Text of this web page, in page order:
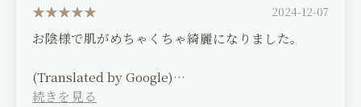
things during my treatment. Even in the middle
of winter, my treatment feels great because my
hands are warm!
Also, people at work have started telling me my
skin has gotten brighter, so I'm really grateful!
2024-12-07
お陰様で肌がめちゃくちゃ綺麗になりました。
(Translated by Google)
Thanks to you, my skin has become so much